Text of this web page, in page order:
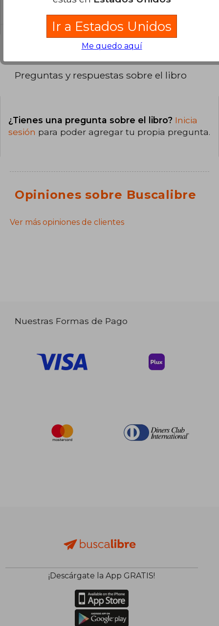
Preguntas y respuestas sobre el libro
¿Tienes una pregunta sobre el libro? Inicia
sesión para poder agregar tu propia pregunta.
Opiniones sobre Buscalibre
Ver más opiniones de clientes
Nuestras Formas de Pago
¡Descárgate la App GRATIS!
Ir a Estados Unidos
Me quedo aquí